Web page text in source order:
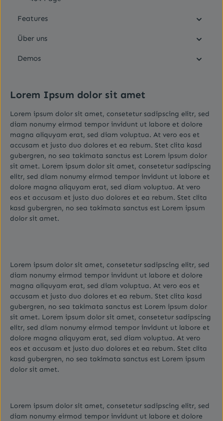
Features
Über uns
Demos
Lorem Ipsum dolor sit amet
Lorem ipsum dolor sit amet, consetetur sadipscing elitr, sed
diam nonumy eirmod tempor invidunt ut labore et dolore
magna aliquyam erat, sed diam voluptua. At vero eos et
accusam et justo duo dolores et ea rebum. Stet clita kasd
gubergren, no sea takimata sanctus est Lorem ipsum dolor
sit amet. Lorem ipsum dolor sit amet, consetetur sadipscing
elitr, sed diam nonumy eirmod tempor invidunt ut labore et
dolore magna aliquyam erat, sed diam voluptua. At vero
eos et accusam et justo duo dolores et ea rebum. Stet clita
kasd gubergren, no sea takimata sanctus est Lorem ipsum
dolor sit amet.
Lorem ipsum dolor sit amet, consetetur sadipscing elitr, sed
diam nonumy eirmod tempor invidunt ut labore et dolore
magna aliquyam erat, sed diam voluptua. At vero eos et
accusam et justo duo dolores et ea rebum. Stet clita kasd
gubergren, no sea takimata sanctus est Lorem ipsum dolor
sit amet. Lorem ipsum dolor sit amet, consetetur sadipscing
elitr, sed diam nonumy eirmod tempor invidunt ut labore et
dolore magna aliquyam erat, sed diam voluptua. At vero
eos et accusam et justo duo dolores et ea rebum. Stet clita
kasd gubergren, no sea takimata sanctus est Lorem ipsum
dolor sit amet.
Lorem ipsum dolor sit amet, consetetur sadipscing elitr, sed
diam nonumy eirmod tempor invidunt ut labore et dolore